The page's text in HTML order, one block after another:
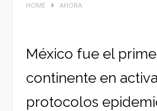
HOME AHORA
México fue el
continente en
protocolos